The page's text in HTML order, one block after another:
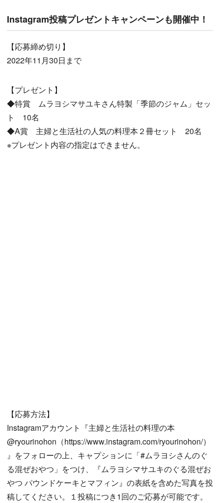
Instagram投稿プレゼントキャンペーンも開催中！
【応募締め切り】
2022年11月30日まで
【プレゼント】
◆特賞 ムラヨシマサユキさん特製「季節のジャム」セッ
ト 10名
◆A賞 主婦と生活社の人気の料理本２冊セット 20名
※プレゼント内容の指定はできません。
【応募方法】
Instagramアカウント『主婦と生活社の料理の本
@ryourinohon（https://www.instagram.com/ryourinohon/）
』をフォローの上、キャプションに「#ムラヨシさんのぐ
る混ぜおやつ」をつけ、『ムラヨシマサユキのぐる混ぜお
やつ パウンドケーキとマフィン』の表紙を含めた写真を投
稿してください。１投稿につき1回のご応募が可能です。